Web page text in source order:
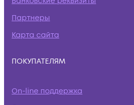
Партнеры
Карта сайта
ПОКУПАТЕЛЯМ
On-line поддержка